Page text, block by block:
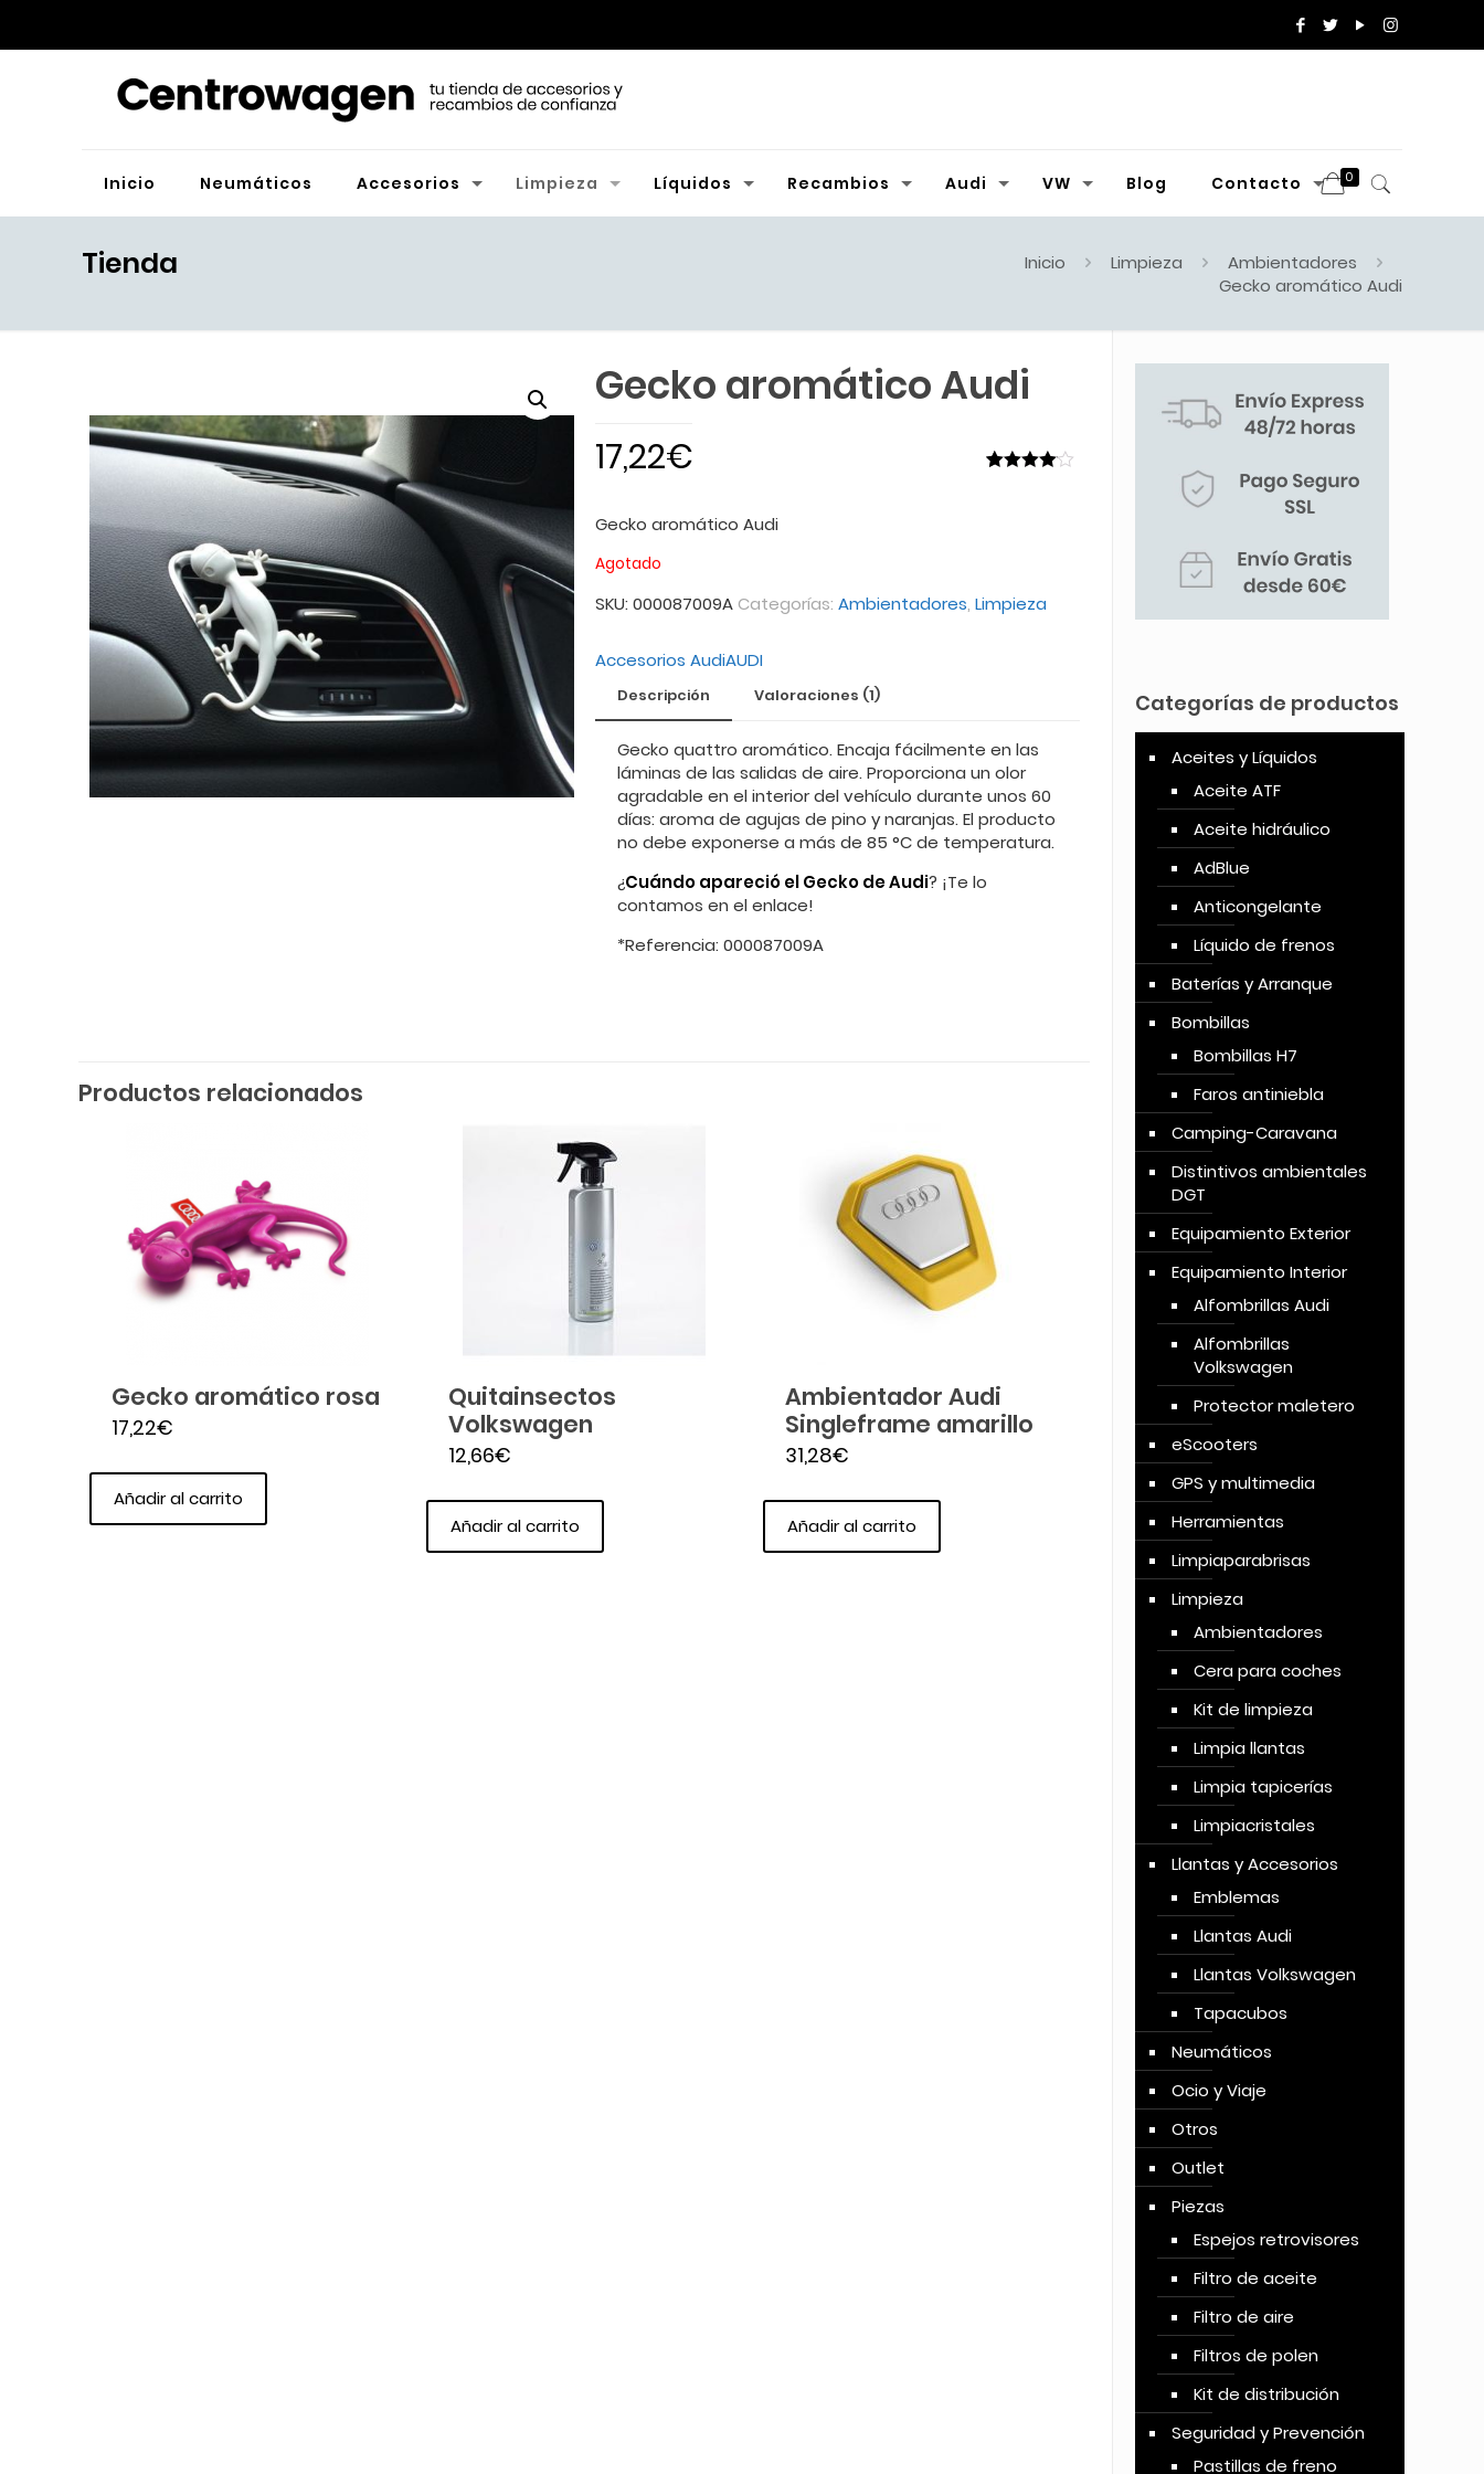
Inicio Neumáticos Accesorios Limpieza Líquidos Recambios Audi VW Blog Contacto 0
Tienda Inicio Limpieza
Ambientadores
Gecko aromático Audi
Gecko aromático Audi
17,22€
Gecko aromático Audi
Agotado
SKU: 000087009A Categorías: Ambientadores, Limpieza
Accesorios AudiAUDI
Descripción Valoraciones (1)
Gecko quattro aromático. Encaja fácilmente en las
láminas de las salidas de aire. Proporciona un olor
agradable en el interior del vehículo durante unos 60
días: aroma de agujas de pino y naranjas. El producto
no debe exponerse a más de 85 °C de temperatura.
¿Cuándo apareció el Gecko de Audi? ¡Te lo
contamos en el enlace!
*Referencia: 000087009A
Productos relacionados
Gecko aromático rosa
17,22€
Añadir al carrito
Quitainsectos
Volkswagen
12,66€
Añadir al carrito
Ambientador Audi
Singleframe amarillo
31,28€
Añadir al carrito
Categorías de productos
Aceites y Líquidos
Aceite ATF
Aceite hidráulico
AdBlue
Anticongelante
Líquido de frenos
Baterías y Arranque
Bombillas
Bombillas H7
Faros antiniebla
Camping-Caravana
Distintivos ambientales
DGT
Equipamiento Exterior
Equipamiento Interior
Alfombrillas Audi
Alfombrillas
Volkswagen
Protector maletero
eScooters
GPS y multimedia
Herramientas
Limpiaparabrisas
Limpieza
Ambientadores
Cera para coches
Kit de limpieza
Limpia llantas
Limpia tapicerías
Limpiacristales
Llantas y Accesorios
Emblemas
Llantas Audi
Llantas Volkswagen
Tapacubos
Neumáticos
Ocio y Viaje
Otros
Outlet
Piezas
Espejos retrovisores
Filtro de aceite
Filtro de aire
Filtros de polen
Kit de distribución
Seguridad y Prevención
Pastillas de freno